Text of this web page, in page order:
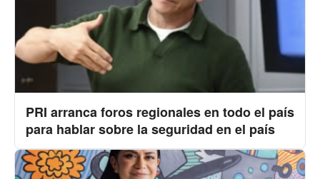
PRI arranca foros regionales en todo el país
para hablar sobre la seguridad en el país